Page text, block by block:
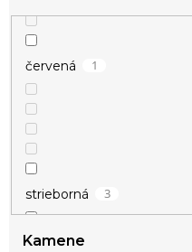
červená 1
strieborná 3
zelená 1
Kamene